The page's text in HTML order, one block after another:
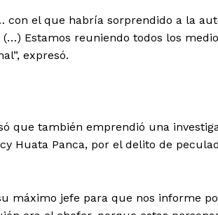
con el que habría sorprendido a la
Estamos reuniendo todos los
expresó.
que también emprendió una
Huata Panca, por el delito de
máximo jefe para que nos informe